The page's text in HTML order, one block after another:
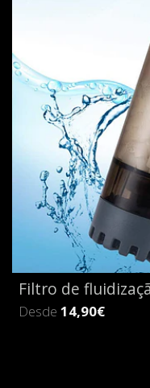
Filtro de
Desde 14,90€